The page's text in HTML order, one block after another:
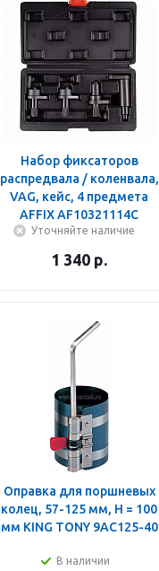
Набор фиксаторов
распредвала / коленвала,
VAG, кейс, 4 предмета
AFFIX AF10321114C
Уточняйте наличие
1 340 р.
Оправка для поршневых
колец, 57-125 мм, H = 100
мм KING TONY 9AC125-40
В наличии